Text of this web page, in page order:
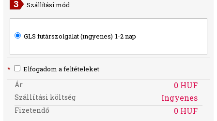
Szállítási mód
GLS futárszolgálat (ingyenes) 1-2 nap
* Elfogadom a feltételeket
Ár 0 HUF
Szállítási költség Ingyenes
Fizetendő 0 HUF